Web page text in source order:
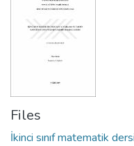
Files
İkinci sınıf matematik